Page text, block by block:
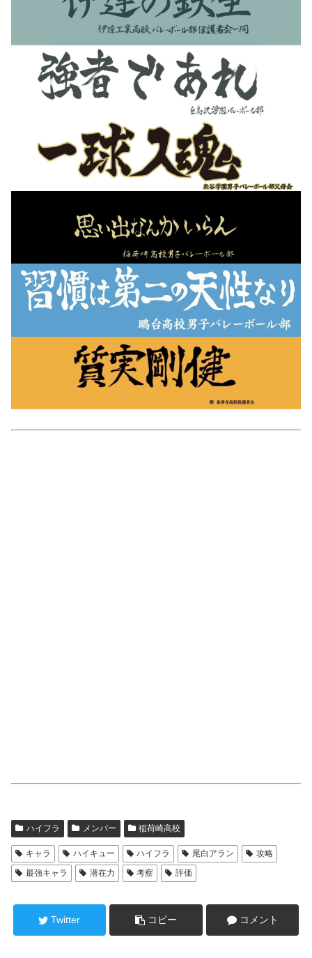
ハイフラ メンバー 稲荷崎高校
キャラ ハイキュー ハイフラ 尾白アラン
攻略
最強キャラ
潜在力 考察 評価
Twitter コピー コメント